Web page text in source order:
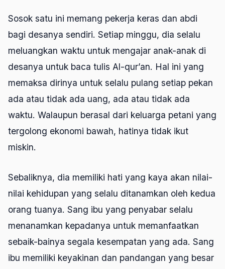
Sosok satu ini memang pekerja keras dan abdi
bagi desanya sendiri. Setiap minggu, dia selalu
meluangkan waktu untuk mengajar anak-anak di
desanya untuk baca tulis Al-qur’an. Hal ini yang
memaksa dirinya untuk selalu pulang setiap pekan
ada atau tidak ada uang, ada atau tidak ada
waktu. Walaupun berasal dari keluarga petani yang
tergolong ekonomi bawah, hatinya tidak ikut
miskin.
Sebaliknya, dia memiliki hati yang kaya akan nilai-
nilai kehidupan yang selalu ditanamkan oleh kedua
orang tuanya. Sang ibu yang penyabar selalu
menanamkan kepadanya untuk memanfaatkan
sebaik-bainya segala kesempatan yang ada. Sang
ibu memiliki keyakinan dan pandangan yang besar